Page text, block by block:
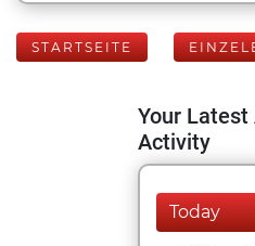
STARTSEITE
Your Latest
Activity
Today